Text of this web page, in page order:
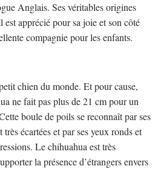
Anglais. Ses véritables origines
est apprécié pour sa joie et son côté
compagnie pour les enfants.
chien du monde. Et pour cause,
ne fait pas plus de 21 cm pour un
boule de poils se reconnaît par ses
écartées et par ses yeux ronds et
Le chihuahua est très
la présence d’étrangers envers